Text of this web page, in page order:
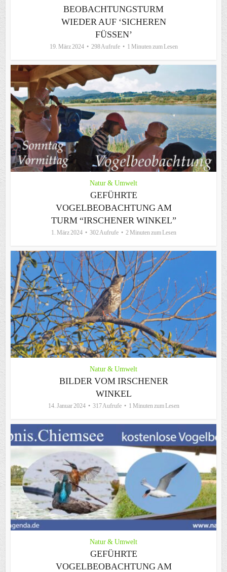
BEOBACHTUNGSTURM
WIEDER AUF ‘SICHEREN
FÜSSEN’
19. März 2024 298 Aufrufe 1 Minuten zum Lesen
Natur & Umwelt
GEFÜHRTE
VOGELBEOBACHTUNG AM
TURM “IRSCHENER WINKEL”
1. März 2024 302 Aufrufe 2 Minuten zum Lesen
Natur & Umwelt
BILDER VOM IRSCHENER
WINKEL
14. Januar 2024 317 Aufrufe 1 Minuten zum Lesen
Natur & Umwelt
GEFÜHRTE
VOGELBEOBACHTUNG AM